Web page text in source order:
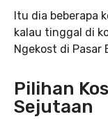
Itu dia beberapa
kalau tinggal di
Ngekost di Pasar
Pilihan
Sejutaan